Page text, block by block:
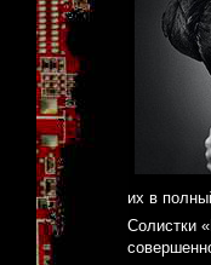
их в
Солистки